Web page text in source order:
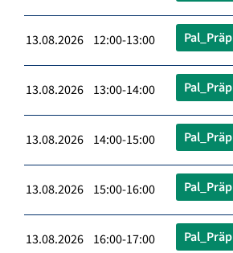
13.08.2026 12:00-13:00 Pal_Präp
13.08.2026 13:00-14:00 Pal_Präp
13.08.2026 14:00-15:00 Pal_Präp
13.08.2026 15:00-16:00 Pal_Präp
13.08.2026 16:00-17:00 Pal_Präp